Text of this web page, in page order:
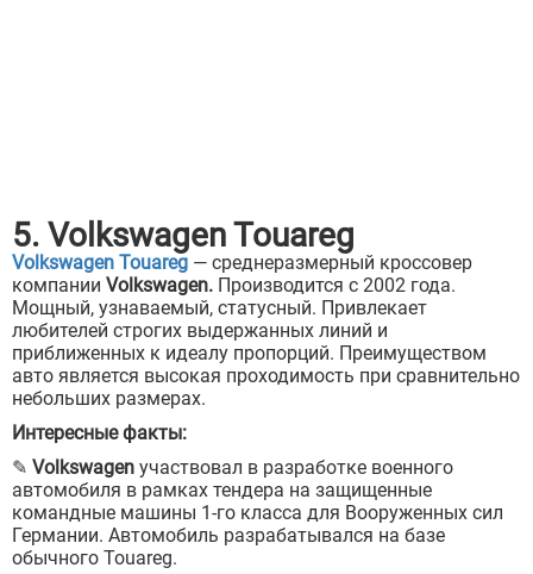
5. Volkswagen Touareg
Volkswagen Touareg — среднеразмерный кроссовер
компании Volkswagen. Производится с 2002 года.
Мощный, узнаваемый, статусный. Привлекает
любителей строгих выдержанных линий и
приближенных к идеалу пропорций. Преимуществом
авто является высокая проходимость при сравнительно
небольших размерах.
Интересные факты:
✎ Volkswagen участвовал в разработке военного
автомобиля в рамках тендера на защищенные
командные машины 1-го класса для Вооруженных сил
Германии. Автомобиль разрабатывался на базе
обычного Touareg.